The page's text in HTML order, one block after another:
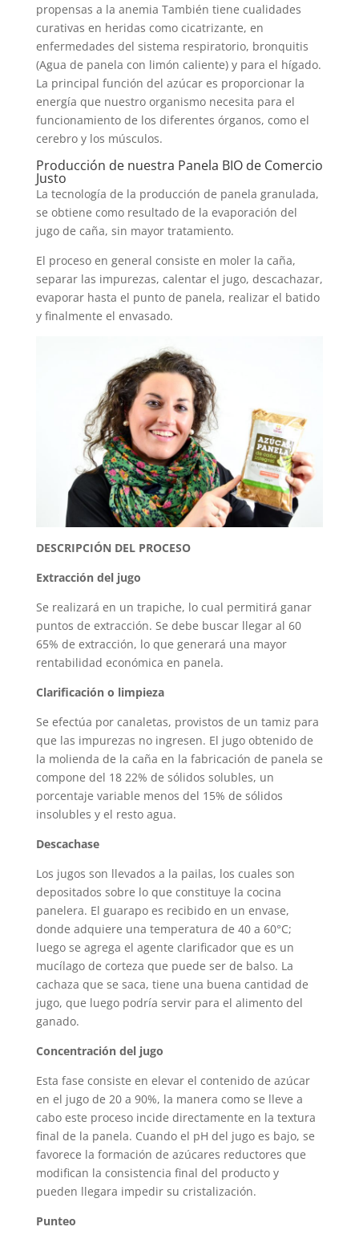
propensas a la anemia También tiene cualidades
curativas en heridas como cicatrizante, en
enfermedades del sistema respiratorio, bronquitis
(Agua de panela con limón caliente) y para el hígado.
La principal función del azúcar es proporcionar la
energía que nuestro organismo necesita para el
funcionamiento de los diferentes órganos, como el
cerebro y los músculos.
Producción de nuestra Panela BIO de Comercio
Justo
La tecnología de la producción de panela granulada,
se obtiene como resultado de la evaporación del
jugo de caña, sin mayor tratamiento.
El proceso en general consiste en moler la caña,
separar las impurezas, calentar el jugo, descachazar,
evaporar hasta el punto de panela, realizar el batido
y finalmente el envasado.
DESCRIPCIÓN DEL PROCESO
Extracción del jugo
Se realizará en un trapiche, lo cual permitirá ganar
puntos de extracción. Se debe buscar llegar al 60
65% de extracción, lo que generará una mayor
rentabilidad económica en panela.
Clarificación o limpieza
Se efectúa por canaletas, provistos de un tamiz para
que las impurezas no ingresen. El jugo obtenido de
la molienda de la caña en la fabricación de panela se
compone del 18 22% de sólidos solubles, un
porcentaje variable menos del 15% de sólidos
insolubles y el resto agua.
Descachase
Los jugos son llevados a la pailas, los cuales son
depositados sobre lo que constituye la cocina
panelera. El guarapo es recibido en un envase,
donde adquiere una temperatura de 40 a 60°C;
luego se agrega el agente clarificador que es un
mucílago de corteza que puede ser de balso. La
cachaza que se saca, tiene una buena cantidad de
jugo, que luego podría servir para el alimento del
ganado.
Concentración del jugo
Esta fase consiste en elevar el contenido de azúcar
en el jugo de 20 a 90%, la manera como se lleve a
cabo este proceso incide directamente en la textura
final de la panela. Cuando el pH del jugo es bajo, se
favorece la formación de azúcares reductores que
modifican la consistencia final del producto y
pueden llegara impedir su cristalización.
Punteo